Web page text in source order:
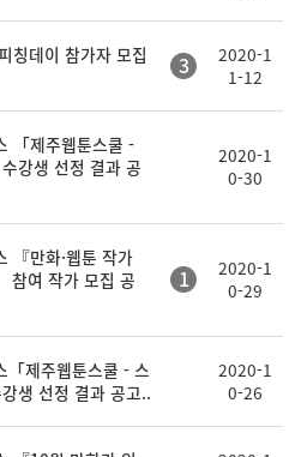
칭데이 참가자 모집
3
2020-1
1-12
「제주웹툰스쿨 -
강생 선정 결과 공
2020-1
0-30
『만화·웹툰 작가
참여 작가 모집 공
1
2020-1
0-29
「제주웹툰스쿨 - 스
생 선정 결과 공고..
2020-1
0-26